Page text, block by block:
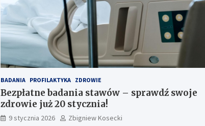
BADANIA PROFILAKTYKA ZDROWIE
Bezpłatne badania stawów – sprawdź swoje
zdrowie już 20 stycznia!
9 stycznia 2026
Zbigniew Kosecki